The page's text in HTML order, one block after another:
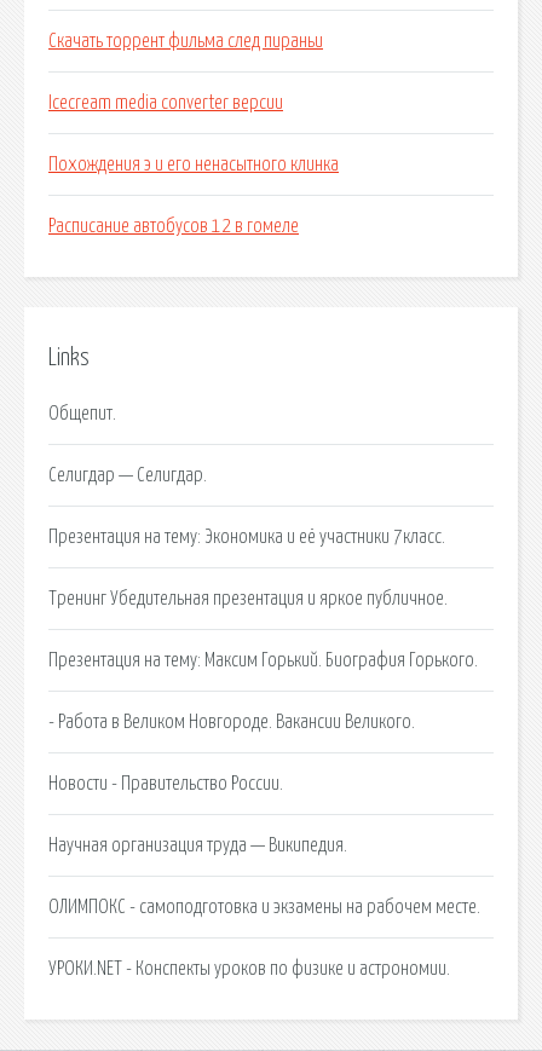
Скачать торрент фильма след пираньи
Icecream media converter версии
Похождения э и его ненасытного клинка
Расписание автобусов 12 в гомеле
Links
Общепит.
Селигдар — Селигдар.
Презентация на тему: Экономика и её участники 7класс.
Тренинг Убедительная презентация и яркое публичное.
Презентация на тему: Максим Горький. Биография Горького.
- Работа в Великом Новгороде. Вакансии Великого.
Новости - Правительство России.
Научная организация труда — Википедия.
ОЛИМПОКС - самоподготовка и экзамены на рабочем месте.
УРОКИ.NET - Конспекты уроков по физике и астрономии.